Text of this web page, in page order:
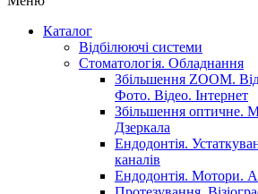
Каталог
Відбілюючі системи
Стоматологія. Обладнання
Збільшення ZOOM.
Фото. Відео. Інтернет
Збільшення оптичне.
Дзеркала
Ендодонтія.
каналів
Ендодонтія. Мотори.